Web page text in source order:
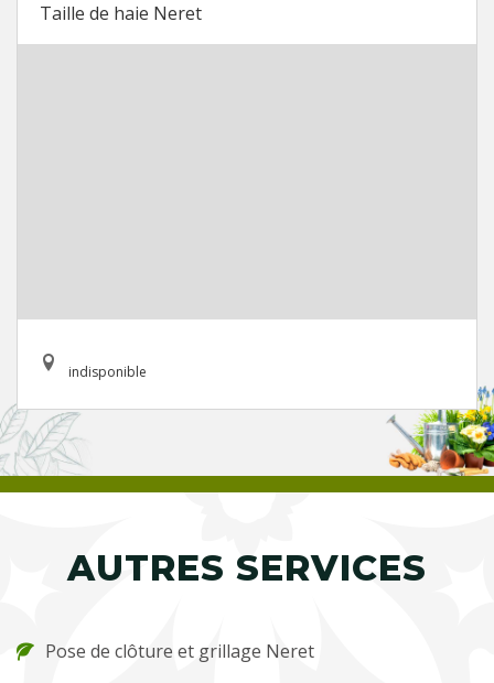
Taille de haie Neret
indisponible
AUTRES SERVICES
Pose de clôture et grillage Neret